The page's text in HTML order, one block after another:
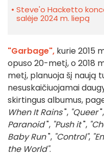
Steve'o Hacketto
salėje 2024 m. liepą
"Garbage", kurie 2015
opuso 20-metį, o 2018
metį, planuoja šį naują
nesuskaičiuojamai
skirtingus albumus,
When It Rains", "Queer",
Paranoid", "Push it",
Baby Run", "Control",
the World".